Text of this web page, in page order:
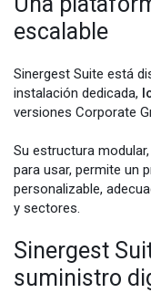
escalable
Sinergest Suite está
instalación dedicada,
versiones Corporate
Su estructura
para usar, permite un
personalizable,
y sectores.
Sinergest
suministro